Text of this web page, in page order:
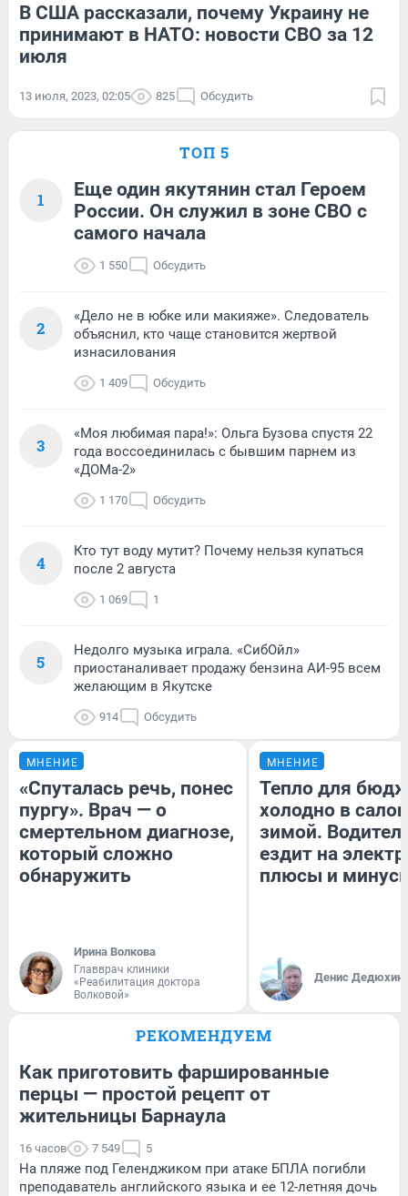
В США рассказали, почему Украину не
принимают в НАТО: новости СВО за 12
июля
13 июля, 2023, 02:05 825 Обсудить
ТОП 5
1
Еще один якутянин стал Героем
России. Он служил в зоне СВО с
самого начала
1 550 Обсудить
2
«Дело не в юбке или макияже». Следователь
объяснил, кто чаще становится жертвой
изнасилования
1 409 Обсудить
3
«Моя любимая пара!»: Ольга Бузова спустя 22
года воссоединилась с бывшим парнем из
«ДОМа-2»
1 170 Обсудить
4
Кто тут воду мутит? Почему нельзя купаться
после 2 августа
1 069 1
5
Недолго музыка играла. «СибОйл»
приостаналивает продажу бензина АИ-95 всем
желающим в Якутске
914 Обсудить
МНЕНИЕ
«Спуталась речь, понес
пургу». Врач — о
смертельном диагнозе,
который сложно
обнаружить
Ирина Волкова
Главврач клиники
«Реабилитация доктора
Волковой»
МНЕНИЕ
Тепло для
холодно в
зимой.
ездит на
плюсы и
Денис Дедюхин
РЕКОМЕНДУЕМ
Как приготовить фаршированные
перцы — простой рецепт от
жительницы Барнаула
16 часов 7 549 5
На пляже под Геленджиком при атаке БПЛА погибли
преподаватель английского языка и ее 12-летняя дочь